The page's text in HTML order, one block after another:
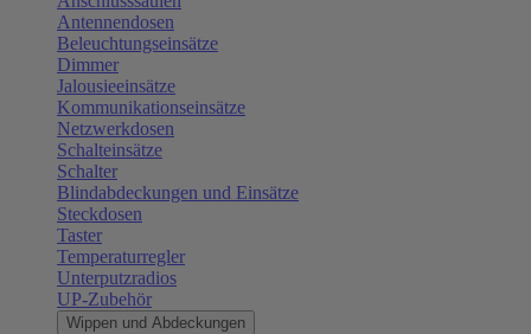
Antennendosen
Beleuchtungseinsätze
Dimmer
Jalousieeinsätze
Kommunikationseinsätze
Netzwerkdosen
Schalteinsätze
Schalter
Blindabdeckungen und Einsätze
Steckdosen
Taster
Temperaturregler
Unterputzradios
UP-Zubehör
Wippen und Abdeckungen